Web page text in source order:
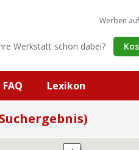
Werben
Werkstatt schon dabei?
FAQ Lexikon